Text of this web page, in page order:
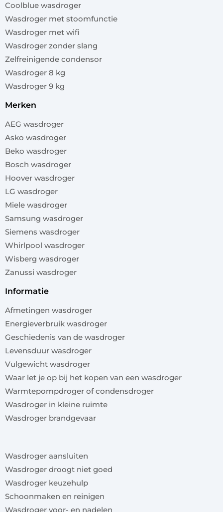
Coolblue wasdroger
Wasdroger met stoomfunctie
Wasdroger met wifi
Wasdroger zonder slang
Zelfreinigende condensor
Wasdroger 8 kg
Wasdroger 9 kg
merken
AEG wasdroger
Asko wasdroger
Beko wasdroger
Bosch wasdroger
Hoover wasdroger
LG wasdroger
Miele wasdroger
Samsung wasdroger
Siemens wasdroger
Whirlpool wasdroger
Wisberg wasdroger
Zanussi wasdroger
informatie
Afmetingen wasdroger
Energieverbruik wasdroger
Geschiedenis van de wasdroger
Levensduur wasdroger
Vulgewicht wasdroger
Waar let je op bij het kopen van een wasdroger
Warmtepompdroger of condensdroger
Wasdroger in kleine ruimte
Wasdroger brandgevaar
Wasdroger aansluiten
Wasdroger droogt niet goed
Wasdroger keuzehulp
Schoonmaken en reinigen
Wasdroger voor- en nadelen